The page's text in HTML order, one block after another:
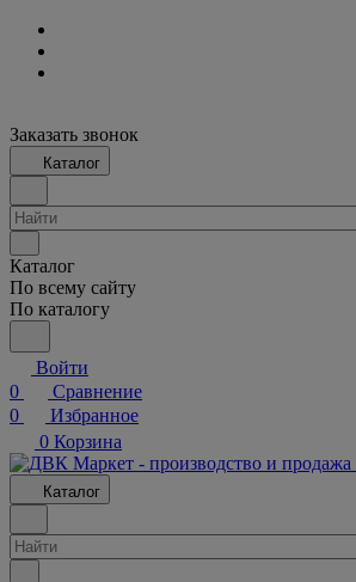
Заказать звонок
Каталог
Каталог
По всему сайту
По каталогу
Войти
0
Сравнение
0
Избранное
0 Корзина
Каталог